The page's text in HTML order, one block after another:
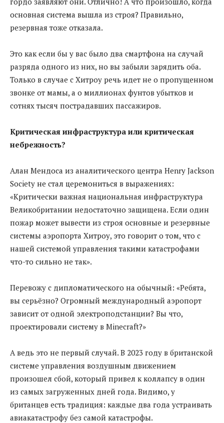
основная система вышла из строя? Правильно,
резервная тоже отказала.
Это как если бы у вас было два смартфона на случай
разряда одного из них, но вы забыли зарядить оба.
Только в случае с Хитроу речь идет не о пропущенном
звонке от мамы, а о миллионах фунтов убытков и
сотнях тысяч пострадавших пассажиров.
Критическая инфраструктура или критическая
небрежность?
Алан Мендоса из аналитического центра Henry Jackson
Society не стал церемониться в выражениях:
«Критически важная национальная инфраструктура
Великобритании недостаточно защищена. Если один
пожар может вывести из строя основные и резервные
системы аэропорта Хитроу, это говорит о том, что с
нашей системой управления такими катастрофами
что-то сильно не так».
Перевожу с дипломатического на обычный: «Ребята,
вы серьёзно? Огромный международный аэропорт
зависит от одной электроподстанции? Вы что,
проектировали систему в Minecraft?»
А ведь это не первый случай. В 2023 году в британской
системе управления воздушным движением
произошел сбой, который привел к коллапсу в один
из самых загруженных дней года. Видимо, у
британцев есть традиция: каждые два года устраивать
авиакатастрофу без самой катастрофы.